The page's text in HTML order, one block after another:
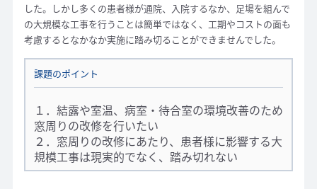
した。しかし多くの患者様が通院、入院するなか、足場を組んで
の大規模な工事を行うことは簡単ではなく、工期やコストの面も
考慮するとなかなか実施に踏み切ることができませんでした。
課題のポイント
１．結露や室温、病室・待合室の環境改善のため
窓周りの改修を行いたい
２．窓周りの改修にあたり、患者様に影響する大
規模工事は現実的でなく、踏み切れない